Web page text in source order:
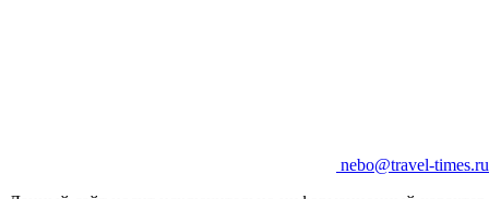
nebo@travel-times.ru